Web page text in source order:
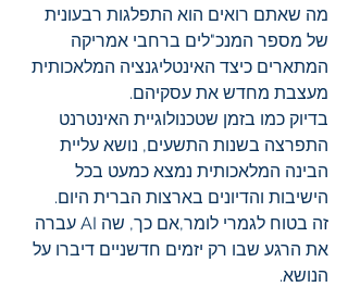
מה שאתם רואים הוא התפלגות רבעונית
של מספר המנכ"לים ברחבי אמריקה
המתארים כיצד האינטליגנציה המלאכותית
מעצבת מחדש את עסקיהם.
בדיוק כמו בזמן שטכנולוגיית האינטרנט
התפרצה בשנות התשעים, נושא עליית
הבינה המלאכותית נמצא כמעט בכל
הישיבות והדיונים בארצות הברית היום.
זה בטוח לגמרי לומר,אם כך, שה AI עברה
את הרגע שבו רק יזמים חדשניים דיברו על
הנושא.